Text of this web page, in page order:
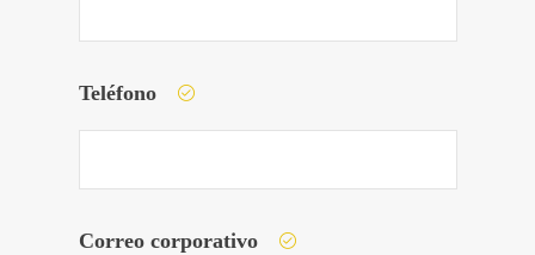
Teléfono
Correo corporativo